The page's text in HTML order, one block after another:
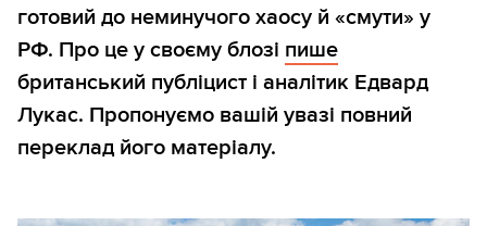
готовий до неминучого хаосу й «смути» у
РФ. Про це у своєму блозі пише
британський публіцист і аналітик Едвард
Лукас. Пропонуємо вашій увазі повний
переклад його матеріалу.